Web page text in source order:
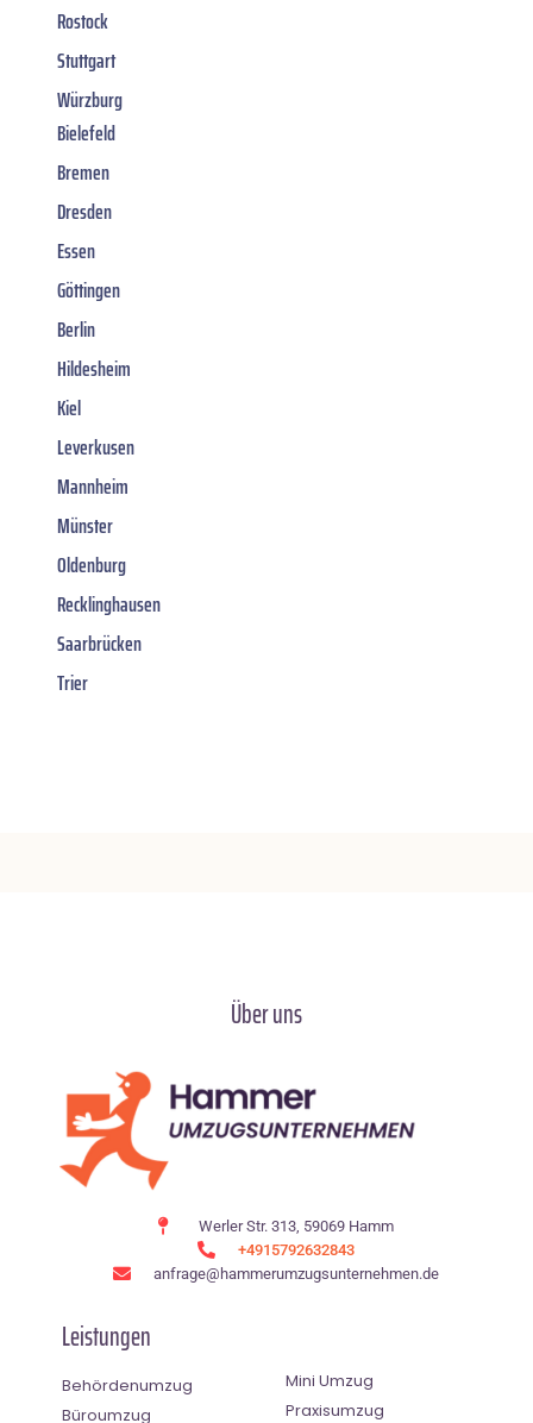
Rostock
Stuttgart
Würzburg
Bielefeld
Bremen
Dresden
Essen
Göttingen
Berlin
Hildesheim
Kiel
Leverkusen
Mannheim
Münster
Oldenburg
Recklinghausen
Saarbrücken
Trier
Über uns
Werler Str. 313, 59069 Hamm
+4915792632843
anfrage@hammerumzugsunternehmen.de
Leistungen
Behördenumzug
Büroumzug
Mini Umzug
Praxisumzug